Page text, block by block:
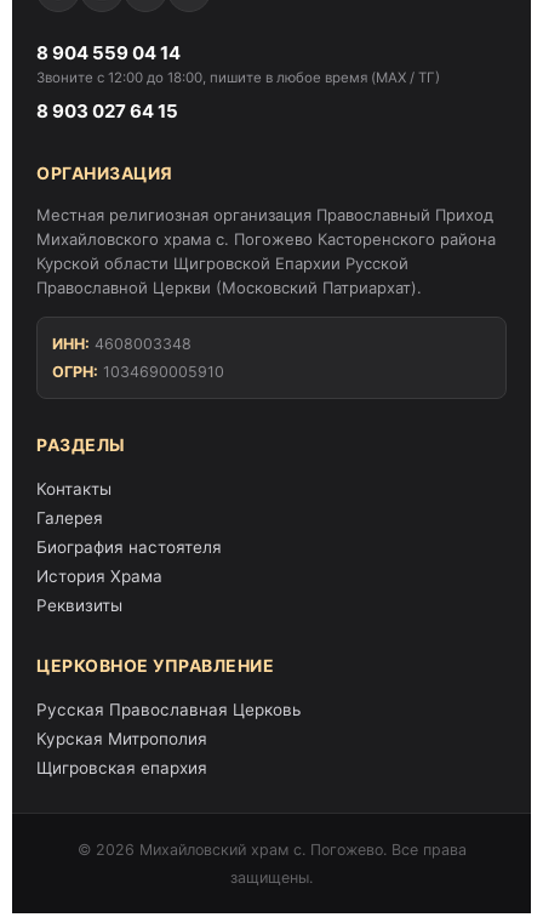
8 904 559 04 14
Звоните с 12:00 до 18:00, пишите в любое время (MAX / ТГ)
8 903 027 64 15
ОРГАНИЗАЦИЯ
Местная религиозная организация Православный Приход
Михайловского храма с. Погожево Касторенского района
Курской области Щигровской Епархии Русской
Православной Церкви (Московский Патриархат).
ИНН: 4608003348
ОГРН: 1034690005910
РАЗДЕЛЫ
Контакты
Галерея
Биография настоятеля
История Храма
Реквизиты
ЦЕРКОВНОЕ УПРАВЛЕНИЕ
Русская Православная Церковь
Курская Митрополия
Щигровская епархия
© 2026 Михайловский храм с. Погожево. Все права
защищены.